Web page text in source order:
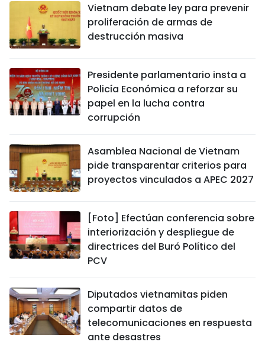
Vietnam debate ley para prevenir
proliferación de armas de
destrucción masiva
Presidente parlamentario insta a
Policía Económica a reforzar su
papel en la lucha contra
corrupción
Asamblea Nacional de Vietnam
pide transparentar criterios para
proyectos vinculados a APEC 2027
[Foto] Efectúan conferencia sobre
interiorización y despliegue de
directrices del Buró Político del
PCV
Diputados vietnamitas piden
compartir datos de
telecomunicaciones en respuesta
ante desastres